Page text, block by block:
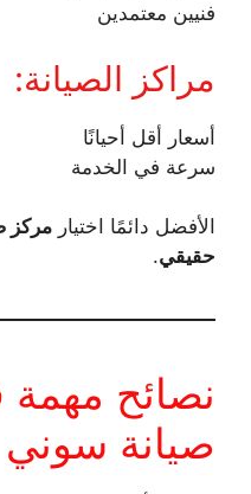
فنيين معتمدين
مراكز الصيانة:
أسعار أقل أحيانًا
سرعة في الخدمة
الأفضل دائمًا اختيار مركز
حقيقي.
نصائح
صيانة سوني